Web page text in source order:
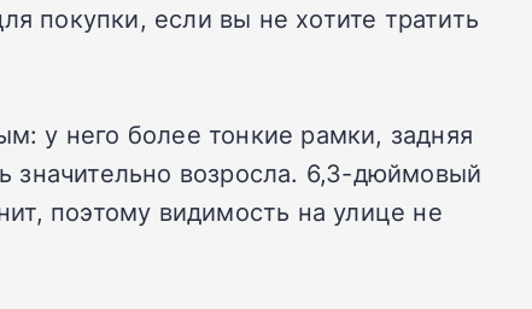
покупки, если вы не хотите тратить
у него более тонкие рамки, задняя
значительно возросла. 6,3-дюймовый
поэтому видимость на улице не